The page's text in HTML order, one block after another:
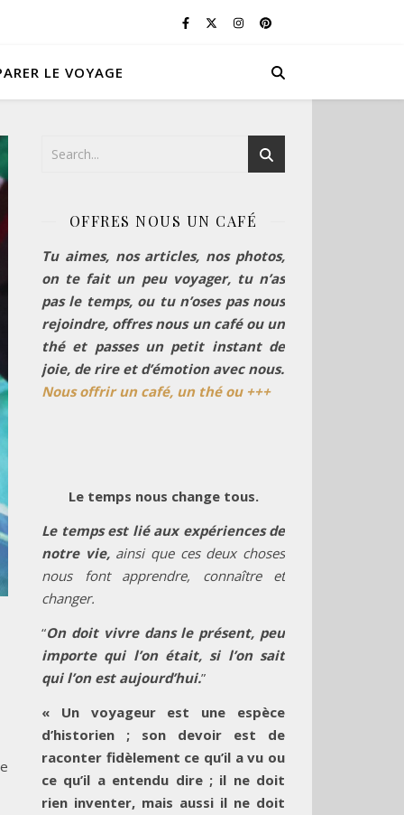
LE VOYAGE
OFFRES NOUS UN CAFÉ
Tu aimes, nos articles, nos photos,
on te fait un peu voyager, tu n’as
pas le temps, ou tu n’oses pas nous
rejoindre, offres nous un café ou un
thé et passes un petit instant de
joie, de rire et d’émotion avec nous.
Nous offrir un café, un thé ou +++
Le temps nous change tous.
Le temps est lié aux expériences de
notre vie, ainsi que ces deux choses
nous font apprendre, connaître et
changer.
“On doit vivre dans le présent, peu
importe qui l’on était, si l’on sait
qui l’on est aujourd’hui.”
« Un voyageur est une espèce
d’historien ; son devoir est de
raconter fidèlement ce qu’il a vu ou
ce qu’il a entendu dire ; il ne doit
rien inventer, mais aussi il ne doit